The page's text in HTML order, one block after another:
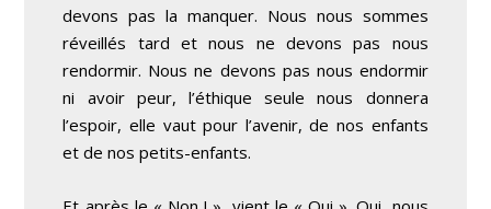
devons pas la manquer. Nous nous sommes
réveillés tard et nous ne devons pas nous
rendormir. Nous ne devons pas nous endormir
ni avoir peur, l’éthique seule nous donnera
l’espoir, elle vaut pour l’avenir, de nos enfants
et de nos petits-enfants.